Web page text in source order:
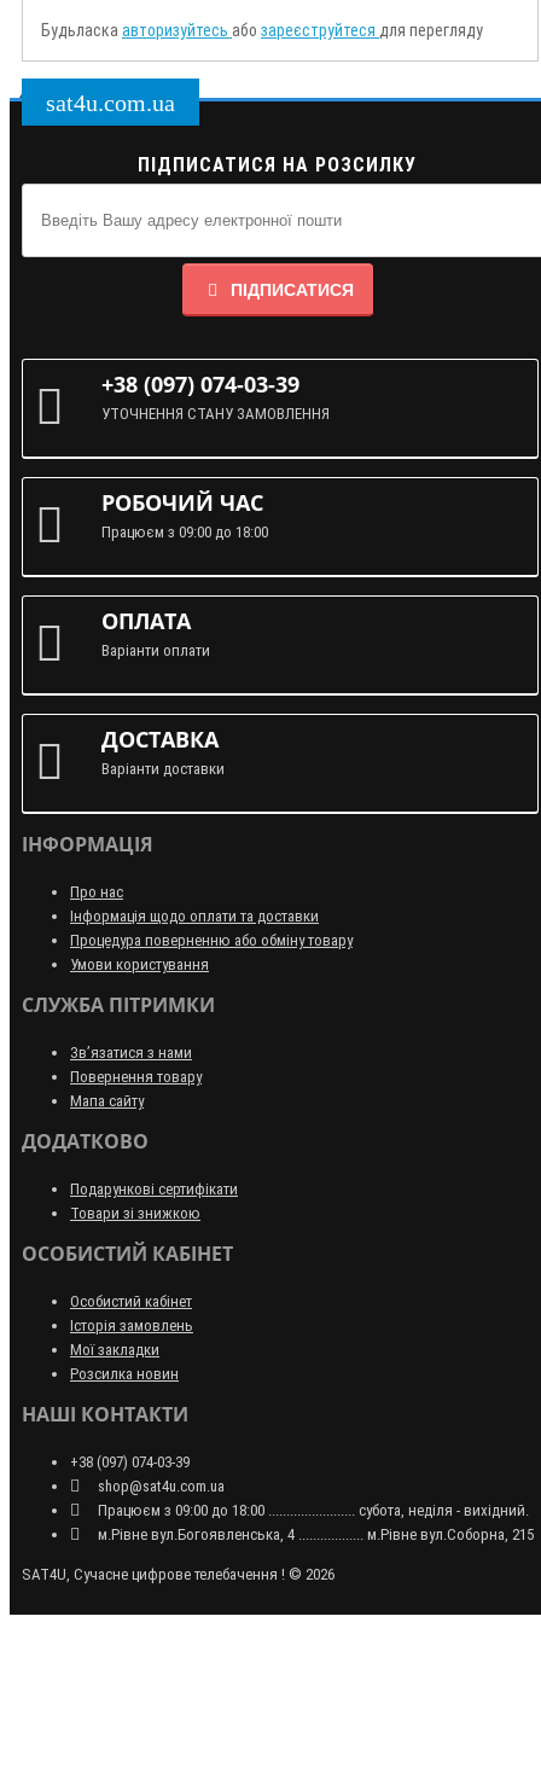
Будьласка авторизуйтесь або зареєструйтеся для перегляду
sat4u.com.ua
ПІДПИСАТИСЯ НА РОЗСИЛКУ
ПІДПИСАТИСЯ
+38 (097) 074-03-39
УТОЧНЕННЯ СТАНУ ЗАМОВЛЕННЯ
РОБОЧИЙ ЧАС
Працюєм з 09:00 до 18:00
ОПЛАТА
Варіанти оплати
ДОСТАВКА
Варіанти доставки
ІНФОРМАЦІЯ
Про нас
Інформація щодо оплати та доставки
Процедура поверненню або обміну товару
Умови користування
СЛУЖБА ПІТРИМКИ
Зв’язатися з нами
Повернення товару
Мапа сайту
ДОДАТКОВО
Подарункові сертифікати
Товари зі знижкою
ОСОБИСТИЙ КАБІНЕТ
Особистий кабінет
Історія замовлень
Мої закладки
Розсилка новин
НАШІ КОНТАКТИ
+38 (097) 074-03-39
shop@sat4u.com.ua
Працюєм з 09:00 до 18:00 ........................ субота, неділя - вихідний.
м.Рівне вул.Богоявленська, 4 .................. м.Рівне вул.Соборна, 215
SAT4U, Сучасне цифрове телебачення ! © 2026